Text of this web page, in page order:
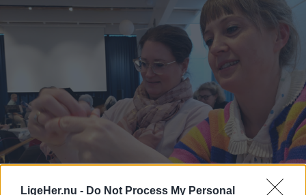
LigeHer.nu - Do Not Process My Personal